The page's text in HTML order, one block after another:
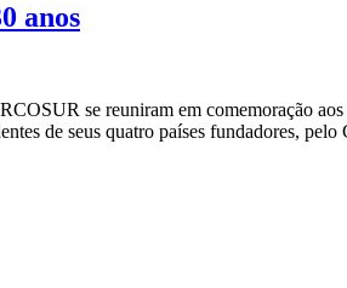
anos
se reuniram em comemoração
de seus quatro países fundadores,